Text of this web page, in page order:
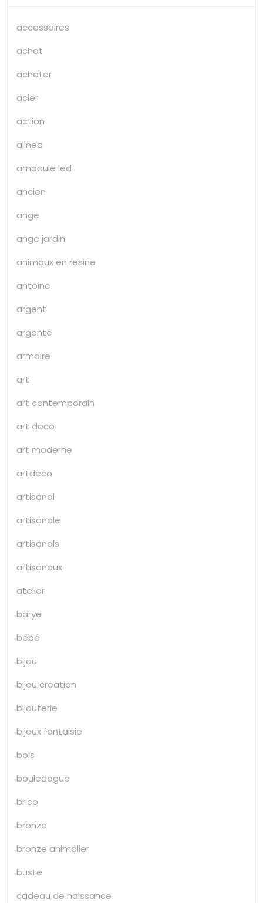
accessoires
achat
acheter
acier
action
alinea
ampoule led
ancien
ange
ange jardin
animaux en resine
antoine
argent
argenté
armoire
art
art contemporain
art deco
art moderne
artdeco
artisanal
artisanale
artisanals
artisanaux
atelier
barye
bébé
bijou
bijou creation
bijouterie
bijoux fantaisie
bois
bouledogue
brico
bronze
bronze animalier
buste
cadeau de naissance